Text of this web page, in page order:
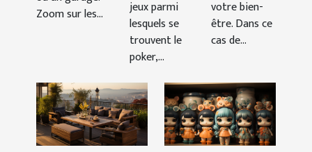
Zoom sur les...
jeux parmi
lesquels se
trouvent le
poker,...
votre bien-
être. Dans ce
cas de...